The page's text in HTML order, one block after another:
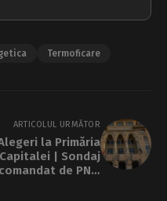
Termoficare
ARTICOLUL URMĂTOR
la Primăria
Capitalei | Sondaj
comandat de PNL: